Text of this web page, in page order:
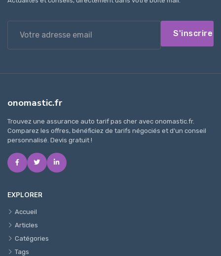
S'inscrire
onomastic.fr
Trouvez une assurance auto tarif pas cher avec onomastic.fr.
Comparez les offres, bénéficiez de tarifs négociés et d'un conseil
personnalisé. Devis gratuit !
EXPLORER
Accueil
Articles
Catégories
Tags